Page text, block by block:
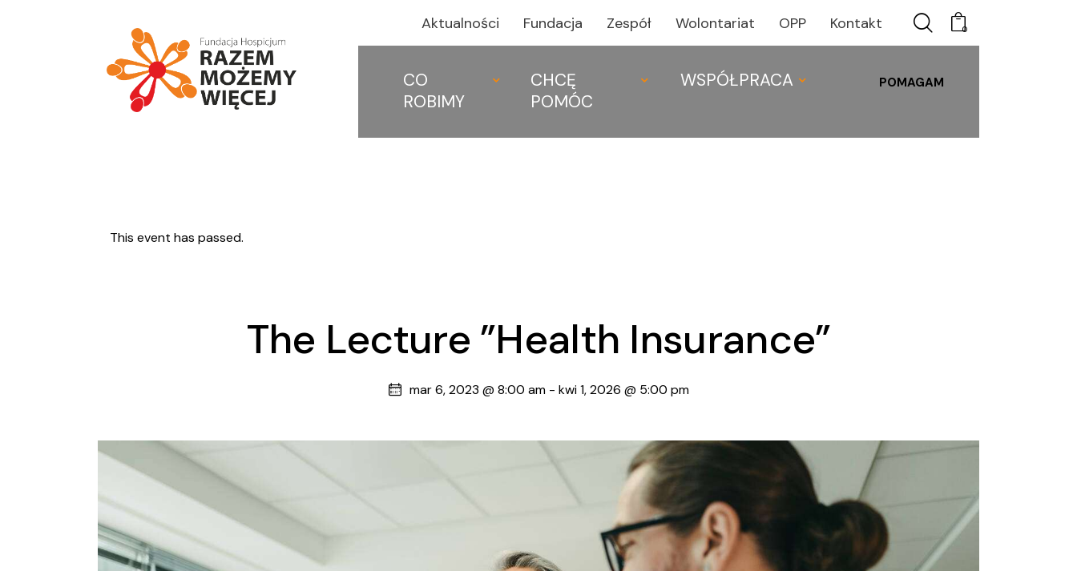
Aktualności Fundacja Zespół Wolontariat OPP Kontakt 0
CO
ROBIMY
CHCĘ
POMÓC
WSPÓŁPRACA POMAGAM
This event has passed.
The Lecture ”Health Insurance”
mar 6, 2023 @ 8:00 am- kwi 1, 2026 @ 5:00 pm